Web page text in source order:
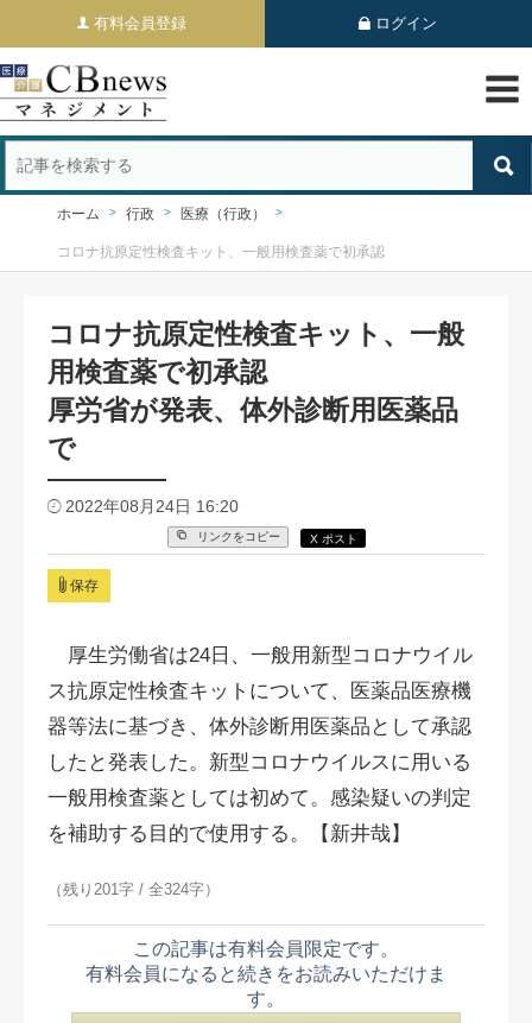
有料会員登録 ログイン
ホーム 行政 医療（行政）
コロナ抗原定性検査キット、一般用検査薬で初承認
コロナ抗原定性検査キット、一般
用検査薬で初承認
厚労省が発表、体外診断用医薬品
で
2022年08月24日 16:20
リンクをコピー X ポスト
保存
厚生労働省は24日、一般用新型コロナウイル
ス抗原定性検査キットについて、医薬品医療機
器等法に基づき、体外診断用医薬品として承認
したと発表した。新型コロナウイルスに用いる
一般用検査薬としては初めて。感染疑いの判定
を補助する目的で使用する。【新井哉】
（残り201字 / 全324字）
この記事は有料会員限定です。
有料会員になると続きをお読みいただけま
す。